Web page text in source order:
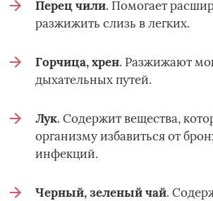
Перец чили. Помогает
разжижить слизь в легких.
Горчица, хрен. Разжижают
дыхательных путей.
Лук. Содержит вещества,
организму избавиться от
инфекций.
Черный, зеленый чай.